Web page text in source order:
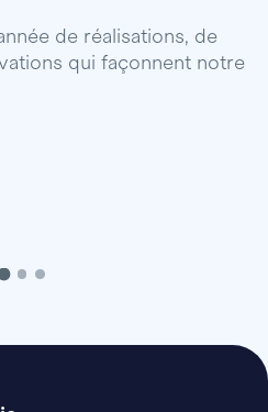
de réalisations, de
qui façonnent notre